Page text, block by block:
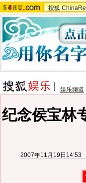
搜狐
娱乐频道
纪念侯宝林
2007年11月19日14:53